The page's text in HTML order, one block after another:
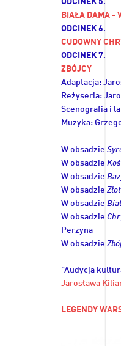
BIAŁA DAMA -
ODCINEK 6.
CUDOWNY
ODCINEK 7.
ZBÓJCY
Adaptacja:
Reżyseria:
Scenografia i
Muzyka:
W obsadzie
W obsadzie
W obsadzie
W obsadzie
W obsadzie
W obsadzie
Perzyna
W obsadzie
"Audycja
Jarosława
LEGENDY